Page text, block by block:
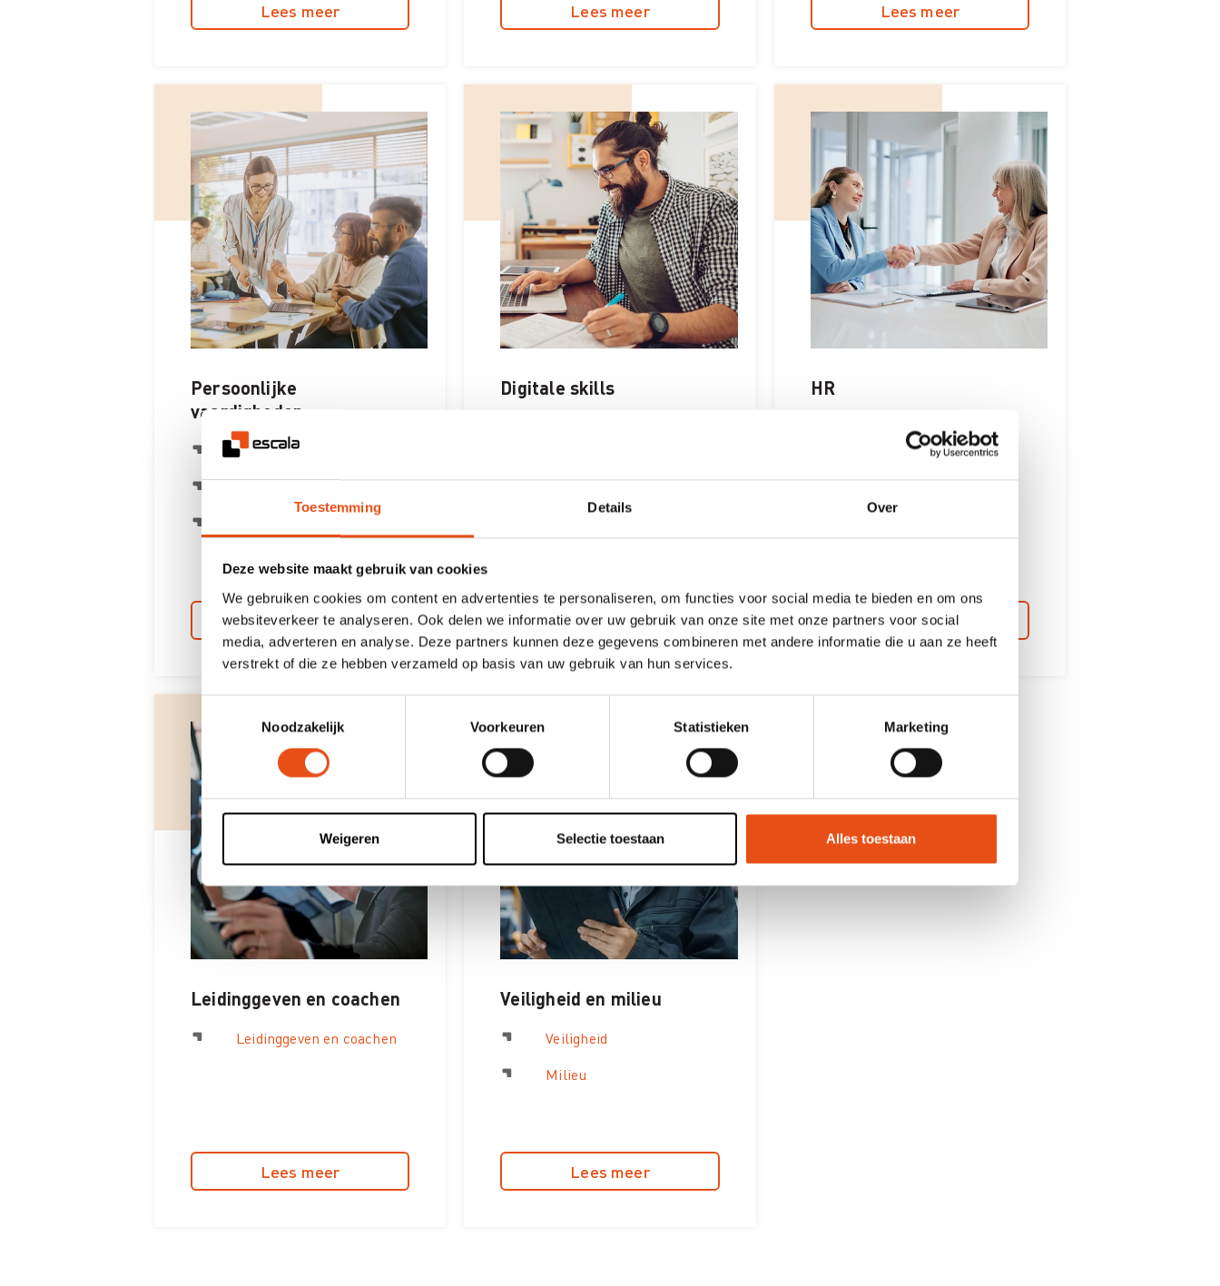
Toestemming Details Over
Deze website maakt gebruik van cookies
We gebruiken cookies om content en advertenties te personaliseren, om functies voor social media te bieden en om ons
websiteverkeer te analyseren. Ook delen we informatie over uw gebruik van onze site met onze partners voor social
media, adverteren en analyse. Deze partners kunnen deze gegevens combineren met andere informatie die u aan ze heeft
verstrekt of die ze hebben verzameld op basis van uw gebruik van hun services.
Noodzakelijk
Voorkeuren Statistieken Marketing
Weigeren Selectie toestaan Alles toestaan
Lees meer Lees meer Lees meer
Persoonlijke
vaardigheden
Skills
Lees meer
Digitale skills
Lees meer
HR
Lees meer
Leidinggeven en coachen
Leidinggeven en coachen
Lees meer
Veiligheid en milieu
Veiligheid
Milieu
Lees meer